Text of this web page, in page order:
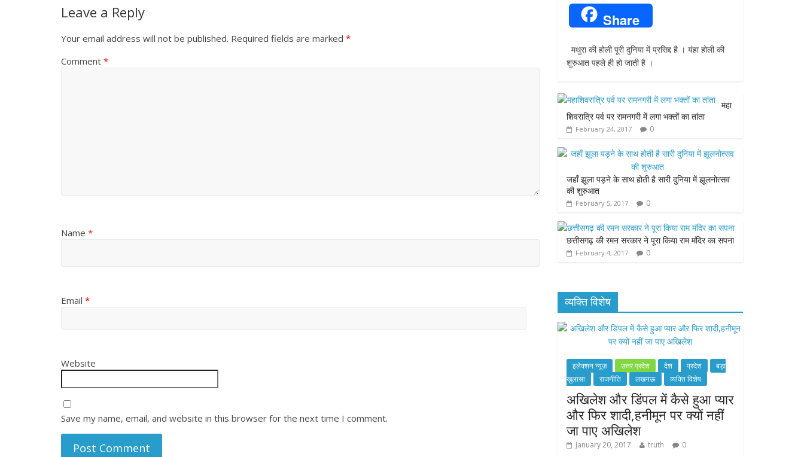
Leave a Reply
Your email address will not be published. Required fields are marked *
Comment *
Name *
Email *
Website
Save my name, email, and website in this browser for the next time I comment.
a
c
e
o
o
k
w
i
t
e
r
h
a
t
A
p
p
s
n
e
r
i
Share
मथुरा की होली पूरी दुनिया में प्रसिद्द है । यंहा होली की
शुरुआत पहले ही हो जाती है ।
महा
शिवरात्रि पर्व पर रामनगरी में लगा भक्तों का तांता
February 24, 2017 0
जहाँ झूला पड़ने के साथ होती है सारी दुनिया में झूलनोत्सव
की शुरुआत
February 5, 2017 0
छत्तीसगढ़ की रमन सरकार ने पूरा किया राम मंदिर का सपना
February 4, 2017 0
व्यक्ति विशेष
इलेक्शन न्यूज़ उत्तर प्रदेश देश प्रदेश
बड़ा
खुलासा
राजनीति लखनऊ व्यक्ति विशेष
अखिलेश और डिंपल में कैसे हुआ प्यार
और फिर शादी,हनीमून पर क्यों नहीं
जा पाए अखिलेश
January 20, 2017 truth 0